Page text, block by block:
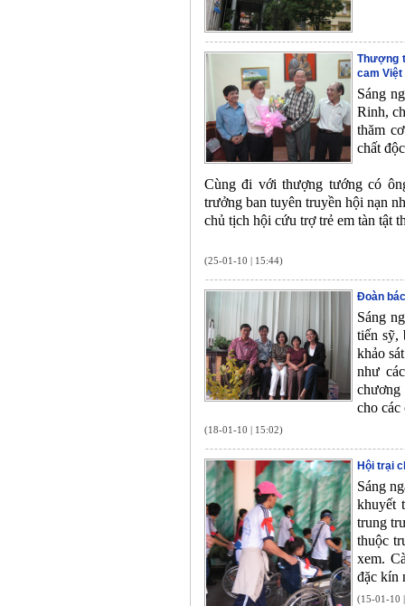
Thượng
cam
Sáng
Rinh,
thăm
chất
Cùng đi với thượng tướng có
trưởng ban tuyên truyền hội nạn
chủ tịch hội cứu trợ trẻ em tàn tật
(25-01-10 | 15:44)
Đoàn
Sáng
tiến sỹ,
khảo
như
chương
cho các
(18-01-10 | 15:02)
Hội trại
Sáng
khuyết
trung
thuộc
xem.
đặc kín
(15-01-10